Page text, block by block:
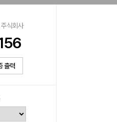
식회사
출력